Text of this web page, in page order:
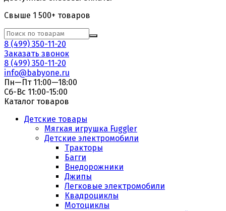
Свыше 1 500+ товаров
8 (499) 350-11-20
Заказать звонок
8 (499) 350-11-20
info@babyone.ru
Пн—Пт 11:00—18:00
Сб-Вс 11:00-15:00
Каталог товаров
Детские товары
Мягкая игрушка Fuggler
Детские электромобили
Тракторы
Багги
Внедорожники
Джипы
Легковые электромобили
Квадроциклы
Мотоциклы